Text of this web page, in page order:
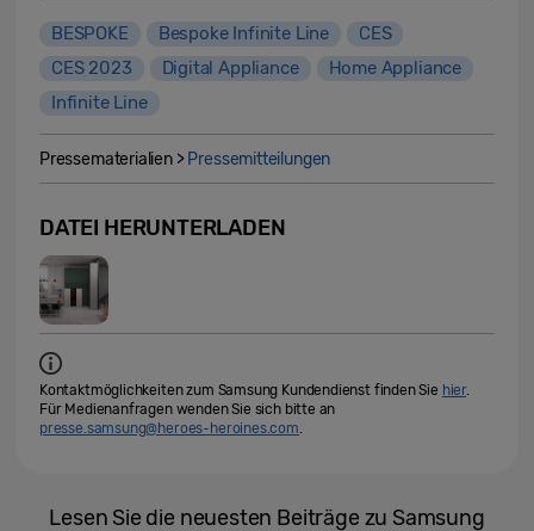
BESPOKE Bespoke Infinite Line
CES
CES 2023
Digital Appliance
Home Appliance
Infinite Line
Pressematerialien > Pressemitteilungen
DATEI HERUNTERLADEN
Kontaktmöglichkeiten zum Samsung Kundendienst finden Sie hier.
Für Medienanfragen wenden Sie sich bitte an
presse.samsung@heroes-heroines.com.
Lesen Sie die neuesten Beiträge zu Samsung